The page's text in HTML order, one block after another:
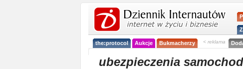
the:protocol Aukcje Bukmacherzy < reklama
ubezpieczenia